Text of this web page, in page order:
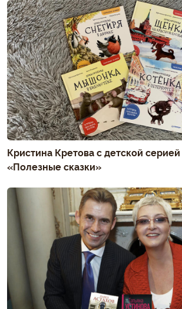
Кристина Кретова с детской серией
«Полезные сказки»